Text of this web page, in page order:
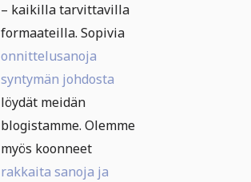
– kaikilla tarvittavilla
formaateilla. Sopivia
onnittelusanoja
syntymän johdosta
löydät meidän
blogistamme. Olemme
myös koonneet
rakkaita sanoja ja